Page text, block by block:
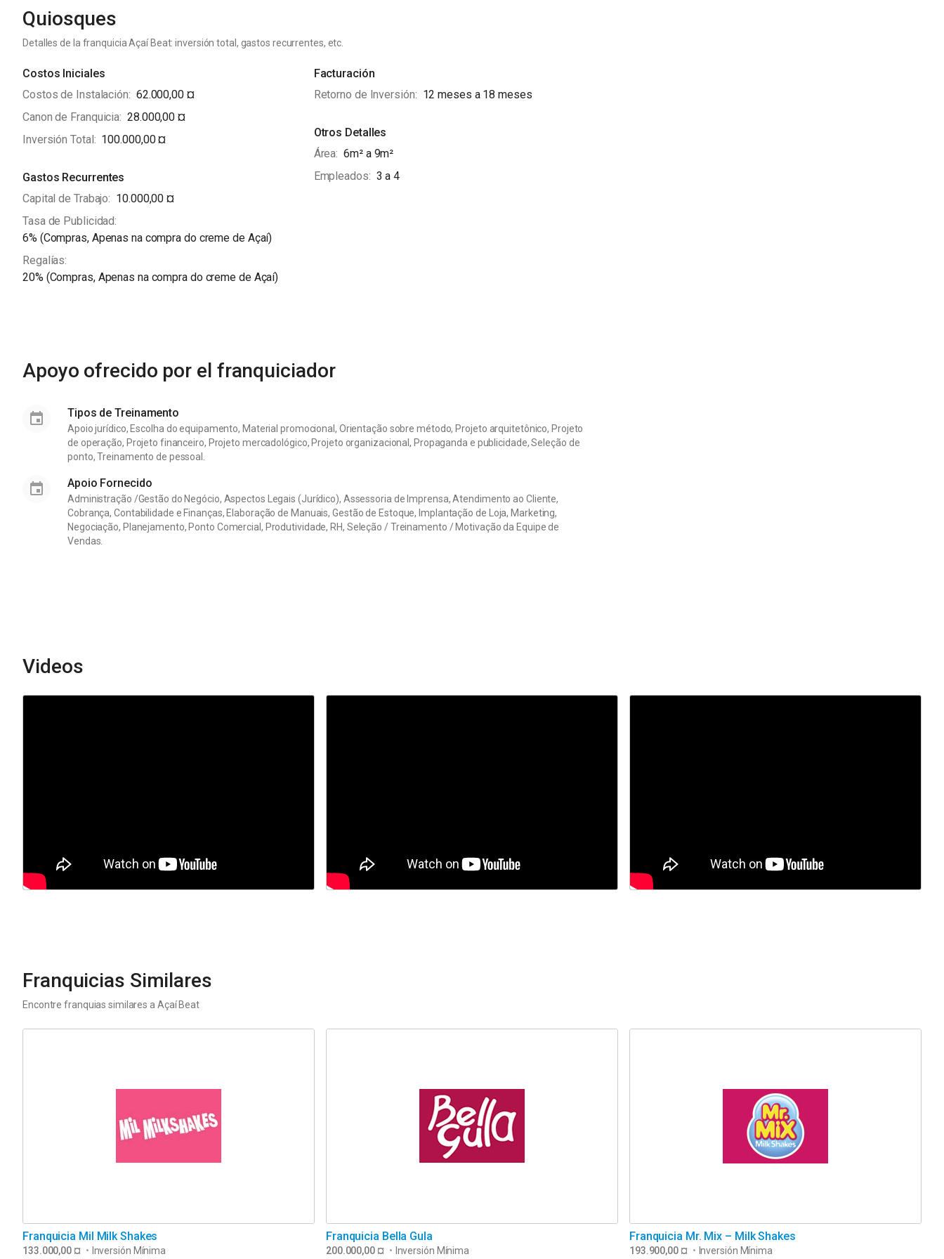
Quiosques
Detalles de la franquicia Açaí Beat: inversión total, gastos recurrentes, etc.
Costos Iniciales
Costos de Instalación
62.000,00 ¤
Canon de Franquicia 28.000,00 ¤
Inversión Total
100.000,00 ¤
Gastos Recurrentes
Capital de Trabajo
10.000,00 ¤
Tasa de Publicidad
6% (Compras, Apenas na compra do creme de Açaí)
Regalías
20% (Compras, Apenas na compra do creme de Açaí)
Facturación
Retorno de Inversión
12 meses a 18 meses
Otros Detalles
Área 6m² a 9m²
Empleados
3 a 4
Apoyo ofrecido por el franquiciador
Tipos de Treinamento
Apoio jurídico, Escolha do equipamento, Material promocional, Orientação sobre método, Projeto arquitetônico, Projeto
de operação, Projeto financeiro, Projeto mercadológico, Projeto organizacional, Propaganda e publicidade, Seleção de
ponto, Treinamento de pessoal.
Apoio Fornecido
Administração /Gestão do Negócio, Aspectos Legais (Jurídico), Assessoria de Imprensa, Atendimento ao Cliente,
Cobrança, Contabilidade e Finanças, Elaboração de Manuais, Gestão de Estoque, Implantação de Loja, Marketing,
Negociação, Planejamento, Ponto Comercial, Produtividade, RH, Seleção / Treinamento / Motivação da Equipe de
Vendas.
Videos
Franquicias Similares
Encontre franquias similares a Açaí Beat
133.000,00 ¤ • Inversión Mínima
Franquicia Mil Milk Shakes
200.000,00 ¤ • Inversión Mínima
Franquicia Bella Gula
193.900,00 ¤ • Inversión Mínima
Franquicia Mr. Mix – Milk Shakes